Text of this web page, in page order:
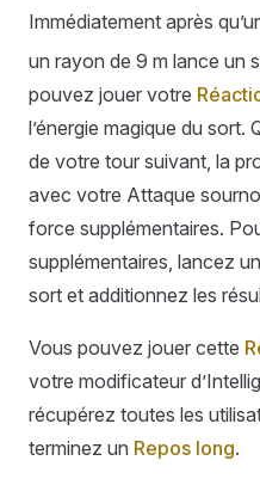
Immédiatement après
un rayon de 9 m lance un
pouvez jouer votre
l’énergie magique du sort.
de votre tour suivant, la
avec votre Attaque
force supplémentaires.
supplémentaires, lancez
sort et additionnez les
Vous pouvez jouer cette
votre modificateur
récupérez toutes les
terminez un Repos long.